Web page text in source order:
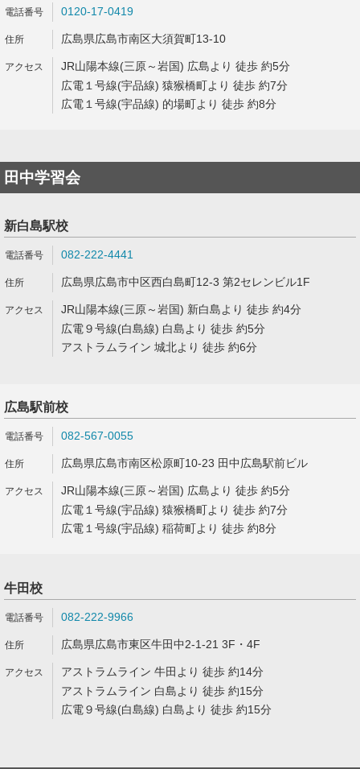
0120-17-0419
広島県広島市南区大須賀町13-10
JR山陽本線(三原～岩国) 広島より 徒歩 約5分
広電１号線(宇品線) 猿猴橋町より 徒歩 約7分
広電１号線(宇品線) 的場町より 徒歩 約8分
田中学習会
新白島駅校
082-222-4441
広島県広島市中区西白島町12-3 第2セレンビル1F
JR山陽本線(三原～岩国) 新白島より 徒歩 約4分
広電９号線(白島線) 白島より 徒歩 約5分
アストラムライン 城北より 徒歩 約6分
広島駅前校
082-567-0055
広島県広島市南区松原町10-23 田中広島駅前ビル
JR山陽本線(三原～岩国) 広島より 徒歩 約5分
広電１号線(宇品線) 猿猴橋町より 徒歩 約7分
広電１号線(宇品線) 稲荷町より 徒歩 約8分
牛田校
082-222-9966
広島県広島市東区牛田中2-1-21 3F・4F
アストラムライン 牛田より 徒歩 約14分
アストラムライン 白島より 徒歩 約15分
広電９号線(白島線) 白島より 徒歩 約15分